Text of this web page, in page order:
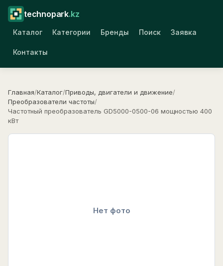
technopark.kz
Каталог Категории Бренды Поиск Заявка
Контакты
Главная/Каталог/Приводы, двигатели и движение/
Преобразователи частоты/
Частотный преобразователь GD5000-0500-06 мощностью 400
кВт
Нет фото